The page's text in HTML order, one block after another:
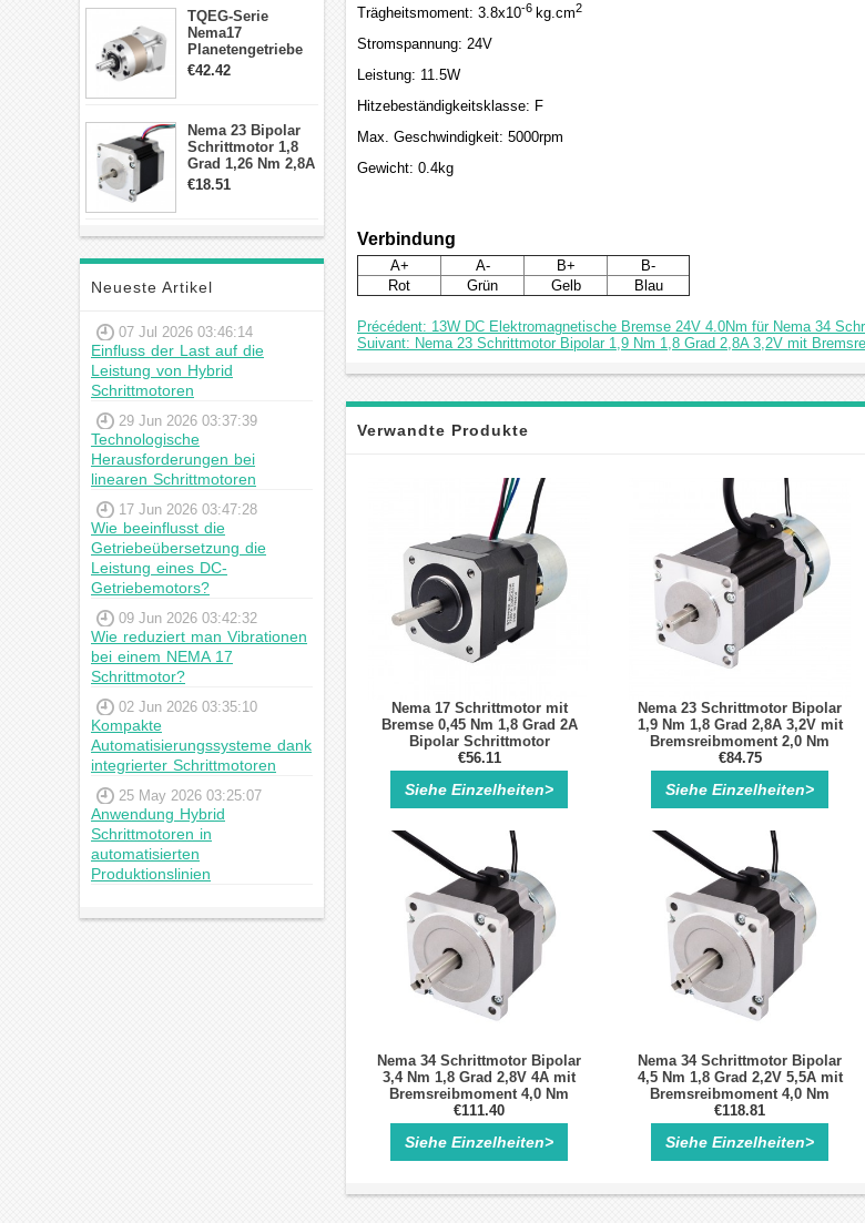
TQEG-Serie
Nema17
Planetengetriebe
10:1 Spiel 15Arc-
€42.42
Nema 23 Bipolar
Schrittmotor 1,8
Grad 1,26 Nm 2,8A
2,5V 4 Drähte
€18.51
Neueste Artikel
07 Jul 2026 03:46:14
Einfluss der Last auf die
Leistung von Hybrid
Schrittmotoren
29 Jun 2026 03:37:39
Technologische
Herausforderungen bei
linearen Schrittmotoren
17 Jun 2026 03:47:28
Wie beeinflusst die
Getriebeübersetzung die
Leistung eines DC-
Getriebemotors?
09 Jun 2026 03:42:32
Wie reduziert man Vibrationen
bei einem NEMA 17
Schrittmotor?
02 Jun 2026 03:35:10
Kompakte
Automatisierungssysteme dank
integrierter Schrittmotoren
25 May 2026 03:25:07
Anwendung Hybrid
Schrittmotoren in
automatisierten
Produktionslinien
Trägheitsmoment: 3.8x10-6 kg.cm2
Stromspannung: 24V
Leistung: 11.5W
Hitzebeständigkeitsklasse: F
Max. Geschwindigkeit: 5000rpm
Gewicht: 0.4kg
Verbindung
A+ A- B+
B-
Rot
Grün Gelb Blau
Précédent: 13W DC Elektromagnetische Bremse 24V 4.0Nm für Nema 34
Suivant: Nema 23 Schrittmotor Bipolar 1,9 Nm 1,8 Grad 2,8A 3,2V mit
Verwandte Produkte
Nema 17 Schrittmotor mit
Bremse 0,45 Nm 1,8 Grad 2A
Bipolar Schrittmotor
€56.11
Siehe Einzelheiten>
Nema 23 Schrittmotor Bipolar
1,9 Nm 1,8 Grad 2,8A 3,2V mit
Bremsreibmoment 2,0 Nm
€84.75
Siehe Einzelheiten>
Nema 34 Schrittmotor Bipolar
3,4 Nm 1,8 Grad 2,8V 4A mit
Bremsreibmoment 4,0 Nm
€111.40
Siehe Einzelheiten>
Nema 34 Schrittmotor Bipolar
4,5 Nm 1,8 Grad 2,2V 5,5A mit
Bremsreibmoment 4,0 Nm
€118.81
Siehe Einzelheiten>